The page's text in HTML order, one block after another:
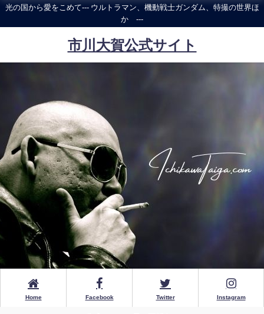
光の国から愛をこめて--- ウルトラマン、機動戦士ガンダム、特撮の世界ほ
か ---
市川大賀公式サイト
Home Facebook Twitter Instagram